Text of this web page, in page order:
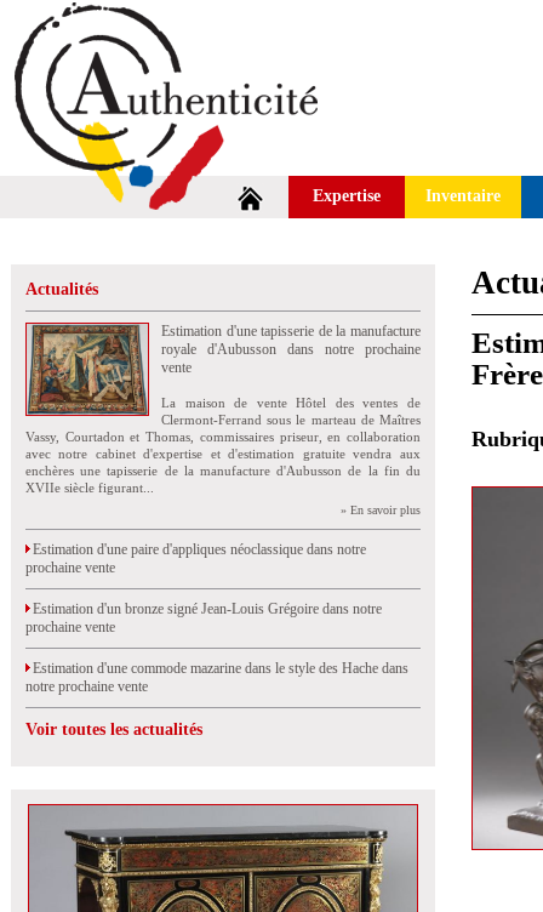
Expertise Inventaire
Actualités
Estimation d'une tapisserie de la manufacture
royale d'Aubusson dans notre prochaine
vente
La maison de vente Hôtel des ventes de
Clermont-Ferrand sous le marteau de Maîtres
Vassy, Courtadon et Thomas, commissaires priseur, en collaboration
avec notre cabinet d'expertise et d'estimation gratuite vendra aux
enchères une tapisserie de la manufacture d'Aubusson de la fin du
XVIIe siècle figurant...
» En savoir plus
Estimation d'une paire d'appliques néoclassique dans notre
prochaine vente
Estimation d'un bronze signé Jean-Louis Grégoire dans notre
prochaine vente
Estimation d'une commode mazarine dans le style des Hache dans
notre prochaine vente
Voir toutes les actualités